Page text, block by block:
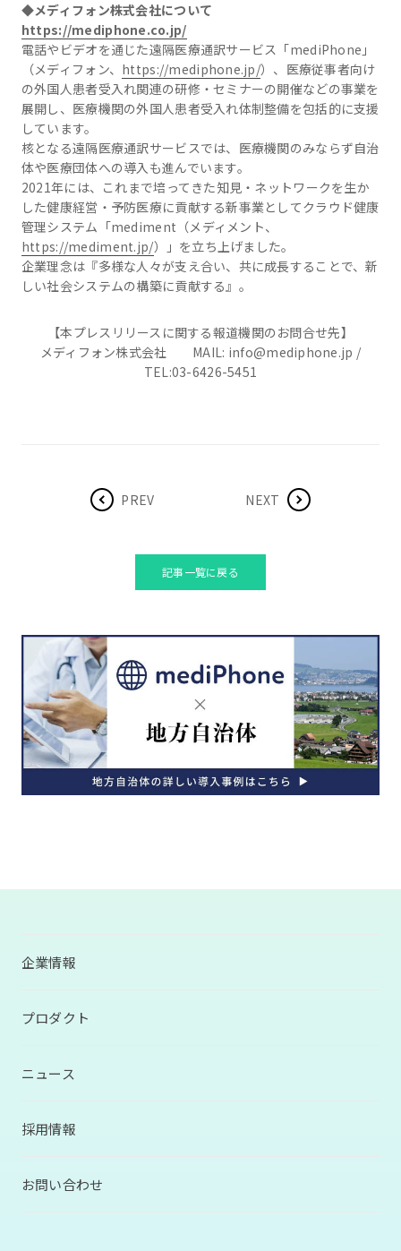
◆メディフォン株式会社について
https://mediphone.co.jp/
電話やビデオを通じた遠隔医療通訳サービス「mediPhone」
（メディフォン、 https://mediphone.jp/）、医療従事者向け
の外国人患者受入れ関連の研修・セミナーの開催などの事業を
展開し、医療機関の外国人患者受入れ体制整備を包括的に支援
しています。
核となる遠隔医療通訳サービスでは、医療機関のみならず自治
体や医療団体への導入も進んでいます。
2021年には、これまで培ってきた知見・ネットワークを生か
した健康経営・予防医療に貢献する新事業としてクラウド健康
管理システム「mediment（メディメント、
https://mediment.jp/）」を立ち上げました。
企業理念は『多様な人々が支え合い、共に成長することで、新
しい社会システムの構築に貢献する』。
【本プレスリリースに関する報道機関のお問合せ先】
メディフォン株式会社 MAIL: info@mediphone.jp /
TEL:03-6426-5451
PREV NEXT
記事一覧に戻る
企業情報
プロダクト
ニュース
採用情報
お問い合わせ